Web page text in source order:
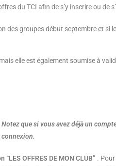
du TCI afin de s’y inscrire ou de
des groupes début septembre et si
mais elle est également soumise à
Notez que si vous avez déjà un
connexion.
OFFRES DE MON CLUB” .